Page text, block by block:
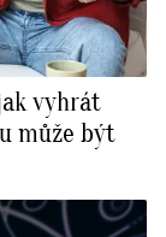
vyhrát
může být